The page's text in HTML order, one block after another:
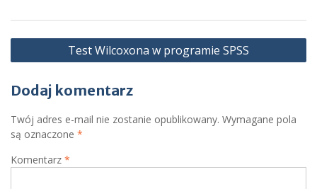
Nawigacja
wpisu
Test Wilcoxona w programie SPSS
Dodaj komentarz
Twój adres e-mail nie zostanie opublikowany. Wymagane pola
są oznaczone *
Komentarz *